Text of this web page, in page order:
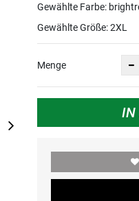
Gewählte Farbe:
Gewählte Größe:2XL
Menge
IN